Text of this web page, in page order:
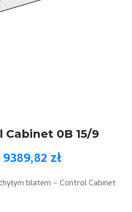
Cabinet 0B 15/9
9389,82zł
blatem – Control Cabinet